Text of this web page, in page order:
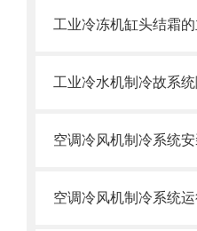
工业冷冻机缸头结霜
空调冷风机制冷系统安
空调冷风机制冷系统